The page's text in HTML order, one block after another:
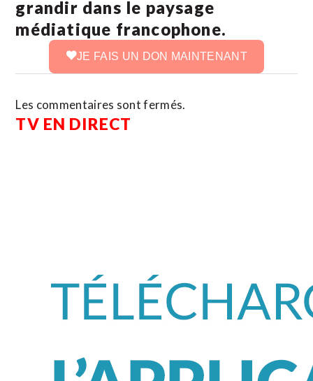
grandir dans le paysage
médiatique francophone.
JE FAIS UN DON MAINTENANT
Les commentaires sont fermés.
TV EN DIRECT